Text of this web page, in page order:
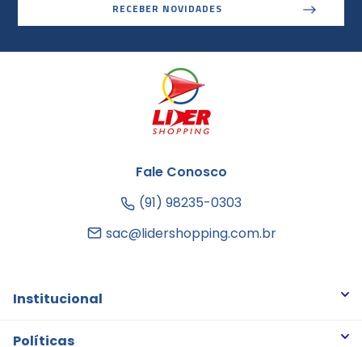
RECEBER NOVIDADES
Fale Conosco
(91) 98235-0303
sac@lidershopping.com.br
Institucional
Quem somos
Políticas